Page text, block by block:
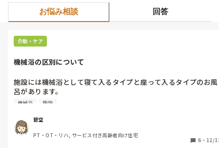
お悩み相談 回答
介助・ケア
機械浴の区別について
施設には機械浴として寝て入るタイプと座って入るタイプのお風
呂があります。
この境界にいる人々はどこで切り替えていますか？
が、人によっては寝て入るお風呂だと動いてしまう方がいるかと
思うのですが、どうされていますか？
機械浴 施設
碧空
PT・OT・リハ, サービス付き高齢者向け住宅
6 ・ 12/